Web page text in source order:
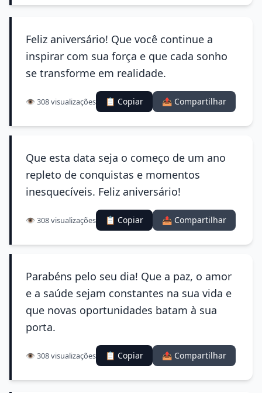
Feliz aniversário! Que você continue a
inspirar com sua força e que cada sonho
se transforme em realidade.
👁️ 308 visualizações 📋 Copiar 📤 Compartilhar
Que esta data seja o começo de um ano
repleto de conquistas e momentos
inesquecíveis. Feliz aniversário!
👁️ 308 visualizações 📋 Copiar 📤 Compartilhar
Parabéns pelo seu dia! Que a paz, o amor
e a saúde sejam constantes na sua vida e
que novas oportunidades batam à sua
porta.
👁️ 308 visualizações 📋 Copiar 📤 Compartilhar